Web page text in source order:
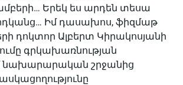
խմբերի… Երեկ ես արդեն տեսա
Իմ դասախոս, ֆիզմաթ
դոկտոր Ալբերտ Կիրակոսյանի
գրկախառնության
նախարարական շրջանից